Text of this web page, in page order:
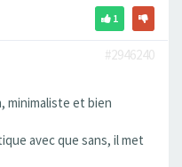
1
#2946240
minimaliste et bien
avec que sans, il met